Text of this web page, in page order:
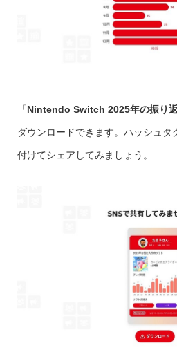
「Nintendo Switch 2025年の振り
ダウンロードできます。ハッシュ
付けてシェアしてみましょう。